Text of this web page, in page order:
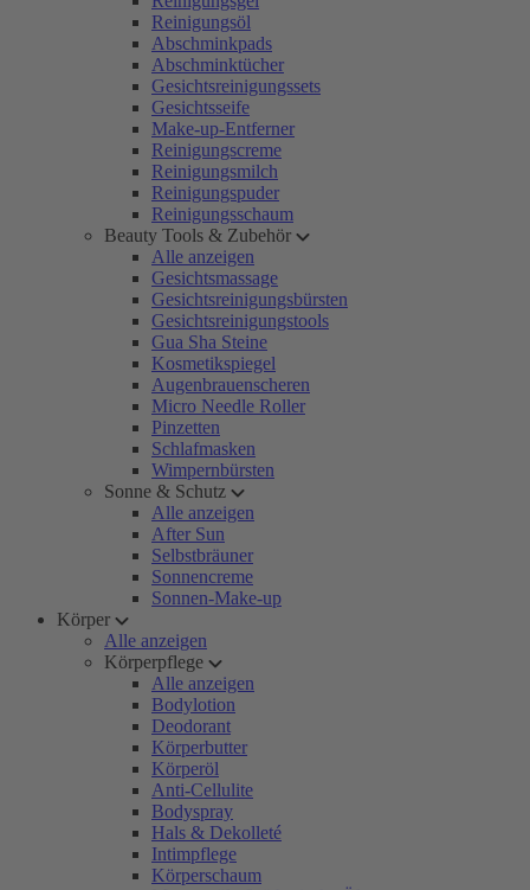
Reinigungsöl
Abschminkpads
Abschminktücher
Gesichtsreinigungssets
Gesichtsseife
Make-up-Entferner
Reinigungscreme
Reinigungsmilch
Reinigungspuder
Reinigungsschaum
Beauty Tools & Zubehör
Alle anzeigen
Gesichtsmassage
Gesichtsreinigungsbürsten
Gesichtsreinigungstools
Gua Sha Steine
Kosmetikspiegel
Augenbrauenscheren
Micro Needle Roller
Pinzetten
Schlafmasken
Wimpernbürsten
Sonne & Schutz
Alle anzeigen
After Sun
Selbstbräuner
Sonnencreme
Sonnen-Make-up
Körper
Alle anzeigen
Körperpflege
Alle anzeigen
Bodylotion
Deodorant
Körperbutter
Körperöl
Anti-Cellulite
Bodyspray
Hals & Dekolleté
Intimpflege
Körperschaum